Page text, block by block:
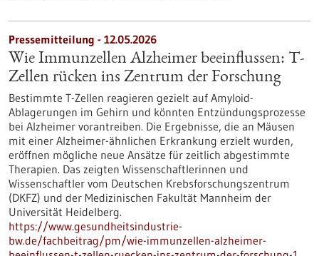
Pressemitteilung - 12.05.2026
Wie Immunzellen Alzheimer beeinflussen: T-
Zellen rücken ins Zentrum der Forschung
Bestimmte T-Zellen reagieren gezielt auf Amyloid-
Ablagerungen im Gehirn und könnten Entzündungsprozesse
bei Alzheimer vorantreiben. Die Ergebnisse, die an Mäusen
mit einer Alzheimer-ähnlichen Erkrankung erzielt wurden,
eröffnen mögliche neue Ansätze für zeitlich abgestimmte
Therapien. Das zeigten Wissenschaftlerinnen und
Wissenschaftler vom Deutschen Krebsforschungszentrum
(DKFZ) und der Medizinischen Fakultät Mannheim der
Universität Heidelberg.
https://www.gesundheitsindustrie-
bw.de/fachbeitrag/pm/wie-immunzellen-alzheimer-